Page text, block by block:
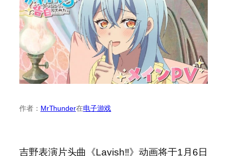
作者： MrThunder在电子游戏
吉野表演片头曲《Lavish!!》动画将于1月6日